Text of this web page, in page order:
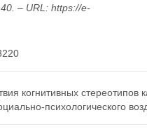
– URL: https://e-
когнитивных
психологического